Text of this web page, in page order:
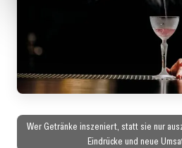
Wer Getränke inszeniert, statt sie nur
Eindrücke und neue